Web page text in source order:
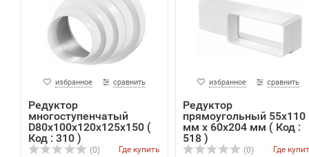
избранное сравнить
Редуктор
многоступенчатый
D80х100x120х125x150 (
Код : 310 )
(0) Где купить
избранное сравнить
Редуктор
прямоугольный 55х110
мм х 60х204 мм ( Код :
518 )
(0) Где